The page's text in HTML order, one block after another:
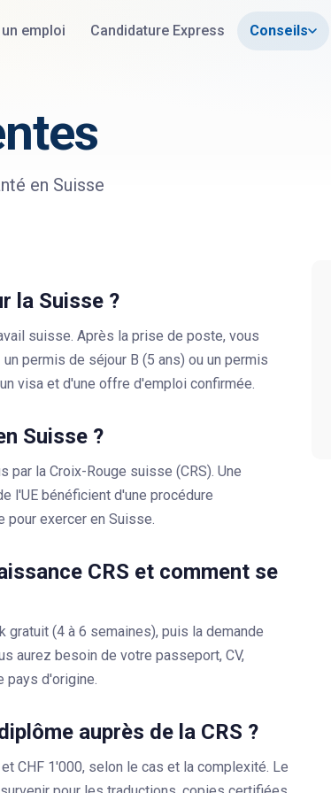
emploi Candidature Express Conseils
en Suisse
la Suisse ?
suisse. Après la prise de poste, vous
permis de séjour B (5 ans) ou un permis
visa et d'une offre d'emploi confirmée.
Suisse ?
par la Croix-Rouge suisse (CRS). Une
l'UE bénéficient d'une procédure
pour exercer en Suisse.
CRS et comment se
gratuit (4 à 6 semaines), puis la demande
aurez besoin de votre passeport, CV,
pays d'origine.
auprès de la CRS ?
CHF 1'000, selon le cas et la complexité. Le